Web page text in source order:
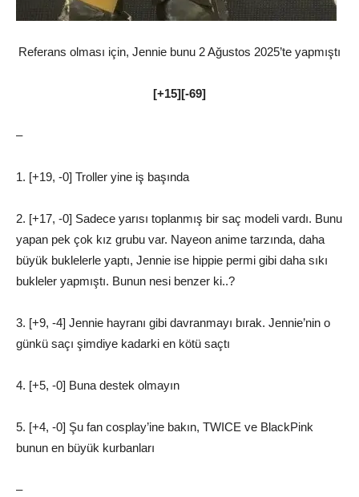
Referans olması için, Jennie bunu 2 Ağustos 2025’te yapmıştı
[+15][-69]
–
1. [+19, -0] Troller yine iş başında
2. [+17, -0] Sadece yarısı toplanmış bir saç modeli vardı. Bunu
yapan pek çok kız grubu var. Nayeon anime tarzında, daha
büyük buklelerle yaptı, Jennie ise hippie permi gibi daha sıkı
bukleler yapmıştı. Bunun nesi benzer ki..?
3. [+9, -4] Jennie hayranı gibi davranmayı bırak. Jennie’nin o
günkü saçı şimdiye kadarki en kötü saçtı
4. [+5, -0] Buna destek olmayın
5. [+4, -0] Şu fan cosplay’ine bakın, TWICE ve BlackPink
bunun en büyük kurbanları
–